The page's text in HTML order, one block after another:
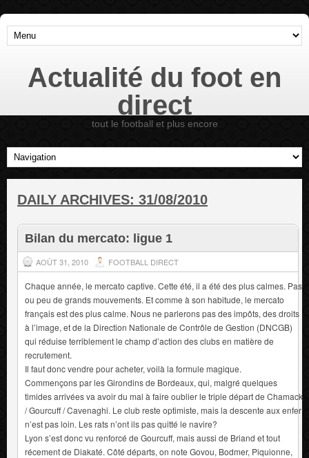
Actualité du foot en
direct
tout le football et plus encore
DAILY ARCHIVES: 31/08/2010
Bilan du mercato: ligue 1
AOÛT 31, 2010 FOOTBALL DIRECT
Chaque année, le mercato captive. Cette été, il a été des plus calmes. Pas
ou peu de grands mouvements. Et comme à son habitude, le mercato
français est des plus calme. Nous ne parlerons pas des impôts, des droits
à l’image, et de la Direction Nationale de Contrôle de Gestion (DNCGB)
qui réduise terriblement le champ d’action des clubs en matière de
recrutement.
Il faut donc vendre pour acheter, voilà la formule magique.
Commençons par les Girondins de Bordeaux, qui, malgré quelques
timides arrivées va avoir du mal à faire oublier le triple départ de Chamack
/ Gourcuff / Cavenaghi. Le club reste optimiste, mais la descente aux enfer
n’est pas loin. Les rats n’ont ils pas quitté le navire?
Lyon s’est donc vu renforcé de Gourcuff, mais aussi de Briand et tout
récement de Diakaté. Côté départs, on note Govou, Bodmer, Piquionne,